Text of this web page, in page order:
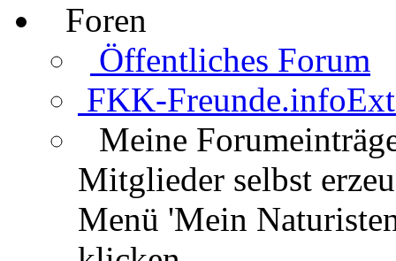
Foren
Öffentliches Forum
FKK-Freunde.info
Meine
Mitglieder selbst
Menü 'Mein